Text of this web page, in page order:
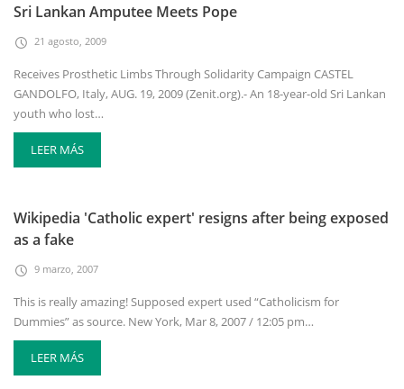
Sri Lankan Amputee Meets Pope
21 agosto, 2009
Receives Prosthetic Limbs Through Solidarity Campaign CASTEL
GANDOLFO, Italy, AUG. 19, 2009 (Zenit.org).- An 18-year-old Sri Lankan
youth who lost…
LEER MÁS
Wikipedia 'Catholic expert' resigns after being exposed
as a fake
9 marzo, 2007
This is really amazing! Supposed expert used “Catholicism for
Dummies” as source. New York, Mar 8, 2007 / 12:05 pm…
LEER MÁS